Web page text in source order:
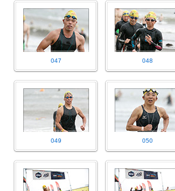
047 048
049 050